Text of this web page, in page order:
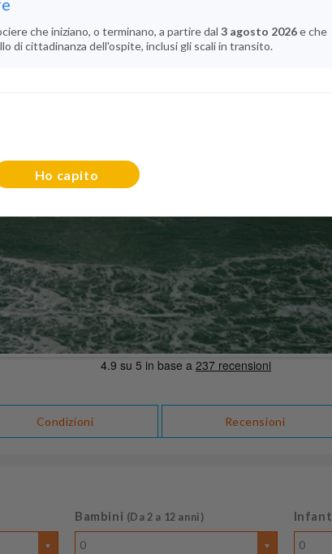
Condizioni Recensioni
Bambini (Da 2 a 12 anni)
0
Infant
0
che iniziano, o terminano, a partire dal 3 agosto 2026e che
di cittadinanza dell'ospite, inclusi gli scali in transito.
Ho capito